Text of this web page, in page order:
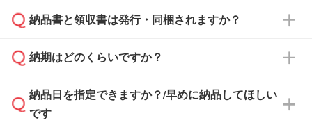
基本的には先入金をお願いしておりますが、自
どの場合は、月末締め翌月末払いに対応可能で
また、卒業・卒園記念品で対策委員会や個人様
納品書と領収書は発行・同梱されますか？
納品書・領収書は ご依頼をいただいた場合の
ず、通常はPDFデータをメール添付でお送りし
ます。
納期はどのくらいですか？
・印刷する場合(500個程度)
ご入金、イメージ画像の校了から約2週間～2
納品日を指定できますか？/早めに納品してほしい
です